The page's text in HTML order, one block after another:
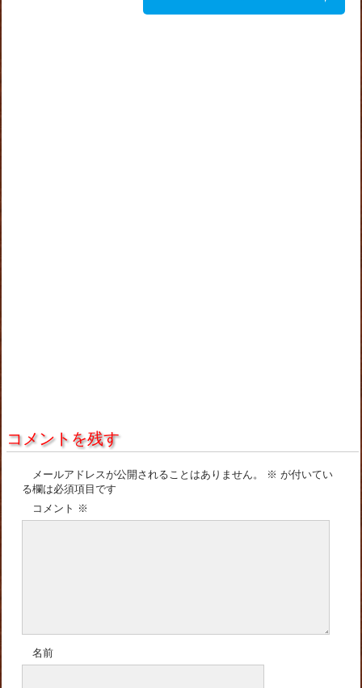
コメントを残す
メールアドレスが公開されることはありません。 ※ が付いてい
る欄は必須項目です
コメント ※
名前